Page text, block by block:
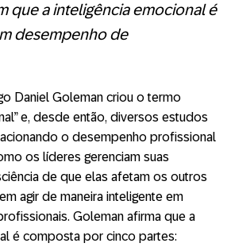
que a inteligência emocional é
desempenho de
Daniel Goleman criou o termo
e, desde então, diversos estudos
o desempenho profissional
os líderes gerenciam suas
de que elas afetam os outros
agir de maneira inteligente em
Goleman afirma que a
é composta por cinco partes: